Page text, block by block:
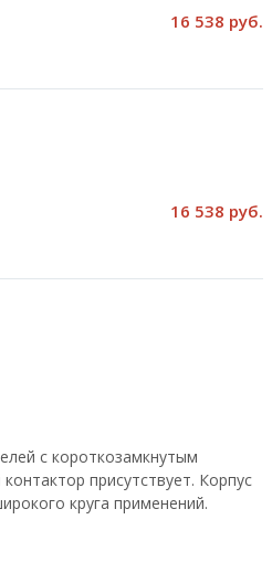
16 538 руб.
16 538 руб.
с короткозамкнутым
присутствует. Корпус
круга применений.